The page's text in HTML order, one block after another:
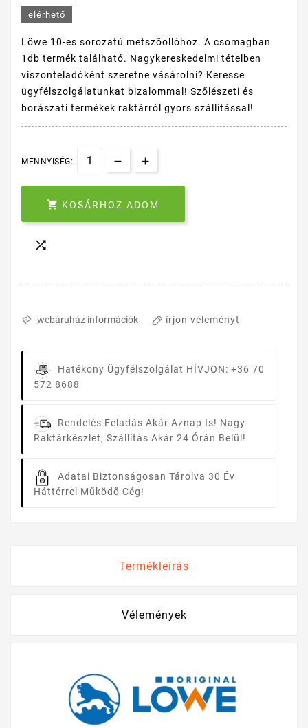
elérhető
Löwe 10-es sorozatú metszőollóhoz. A csomagban
1db termék található. Nagykereskedelmi tételben
viszonteladóként szeretne vásárolni? Keresse
ügyfélszolgálatunkat bizalommal! Szőlészeti és
borászati termékek raktárról gyors szállítással!
MENNYISÉG:
 KOSÁRHOZ ADOM

webáruház információk írjon véleményt
Hatékony Ügyfélszolgálat HÍVJON: +36 70
572 8688
Rendelés Feladás Akár Aznap Is! Nagy
Raktárkészlet, Szállítás Akár 24 Órán Belül!
Adatai Biztonságosan Tárolva 30 Év
Háttérrel Működő Cég!
Termékleírás
Vélemények